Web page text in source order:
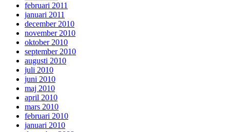
februari 2011
januari 2011
december 2010
november 2010
oktober 2010
september 2010
augusti 2010
juli 2010
juni 2010
maj 2010
april 2010
mars 2010
februari 2010
januari 2010